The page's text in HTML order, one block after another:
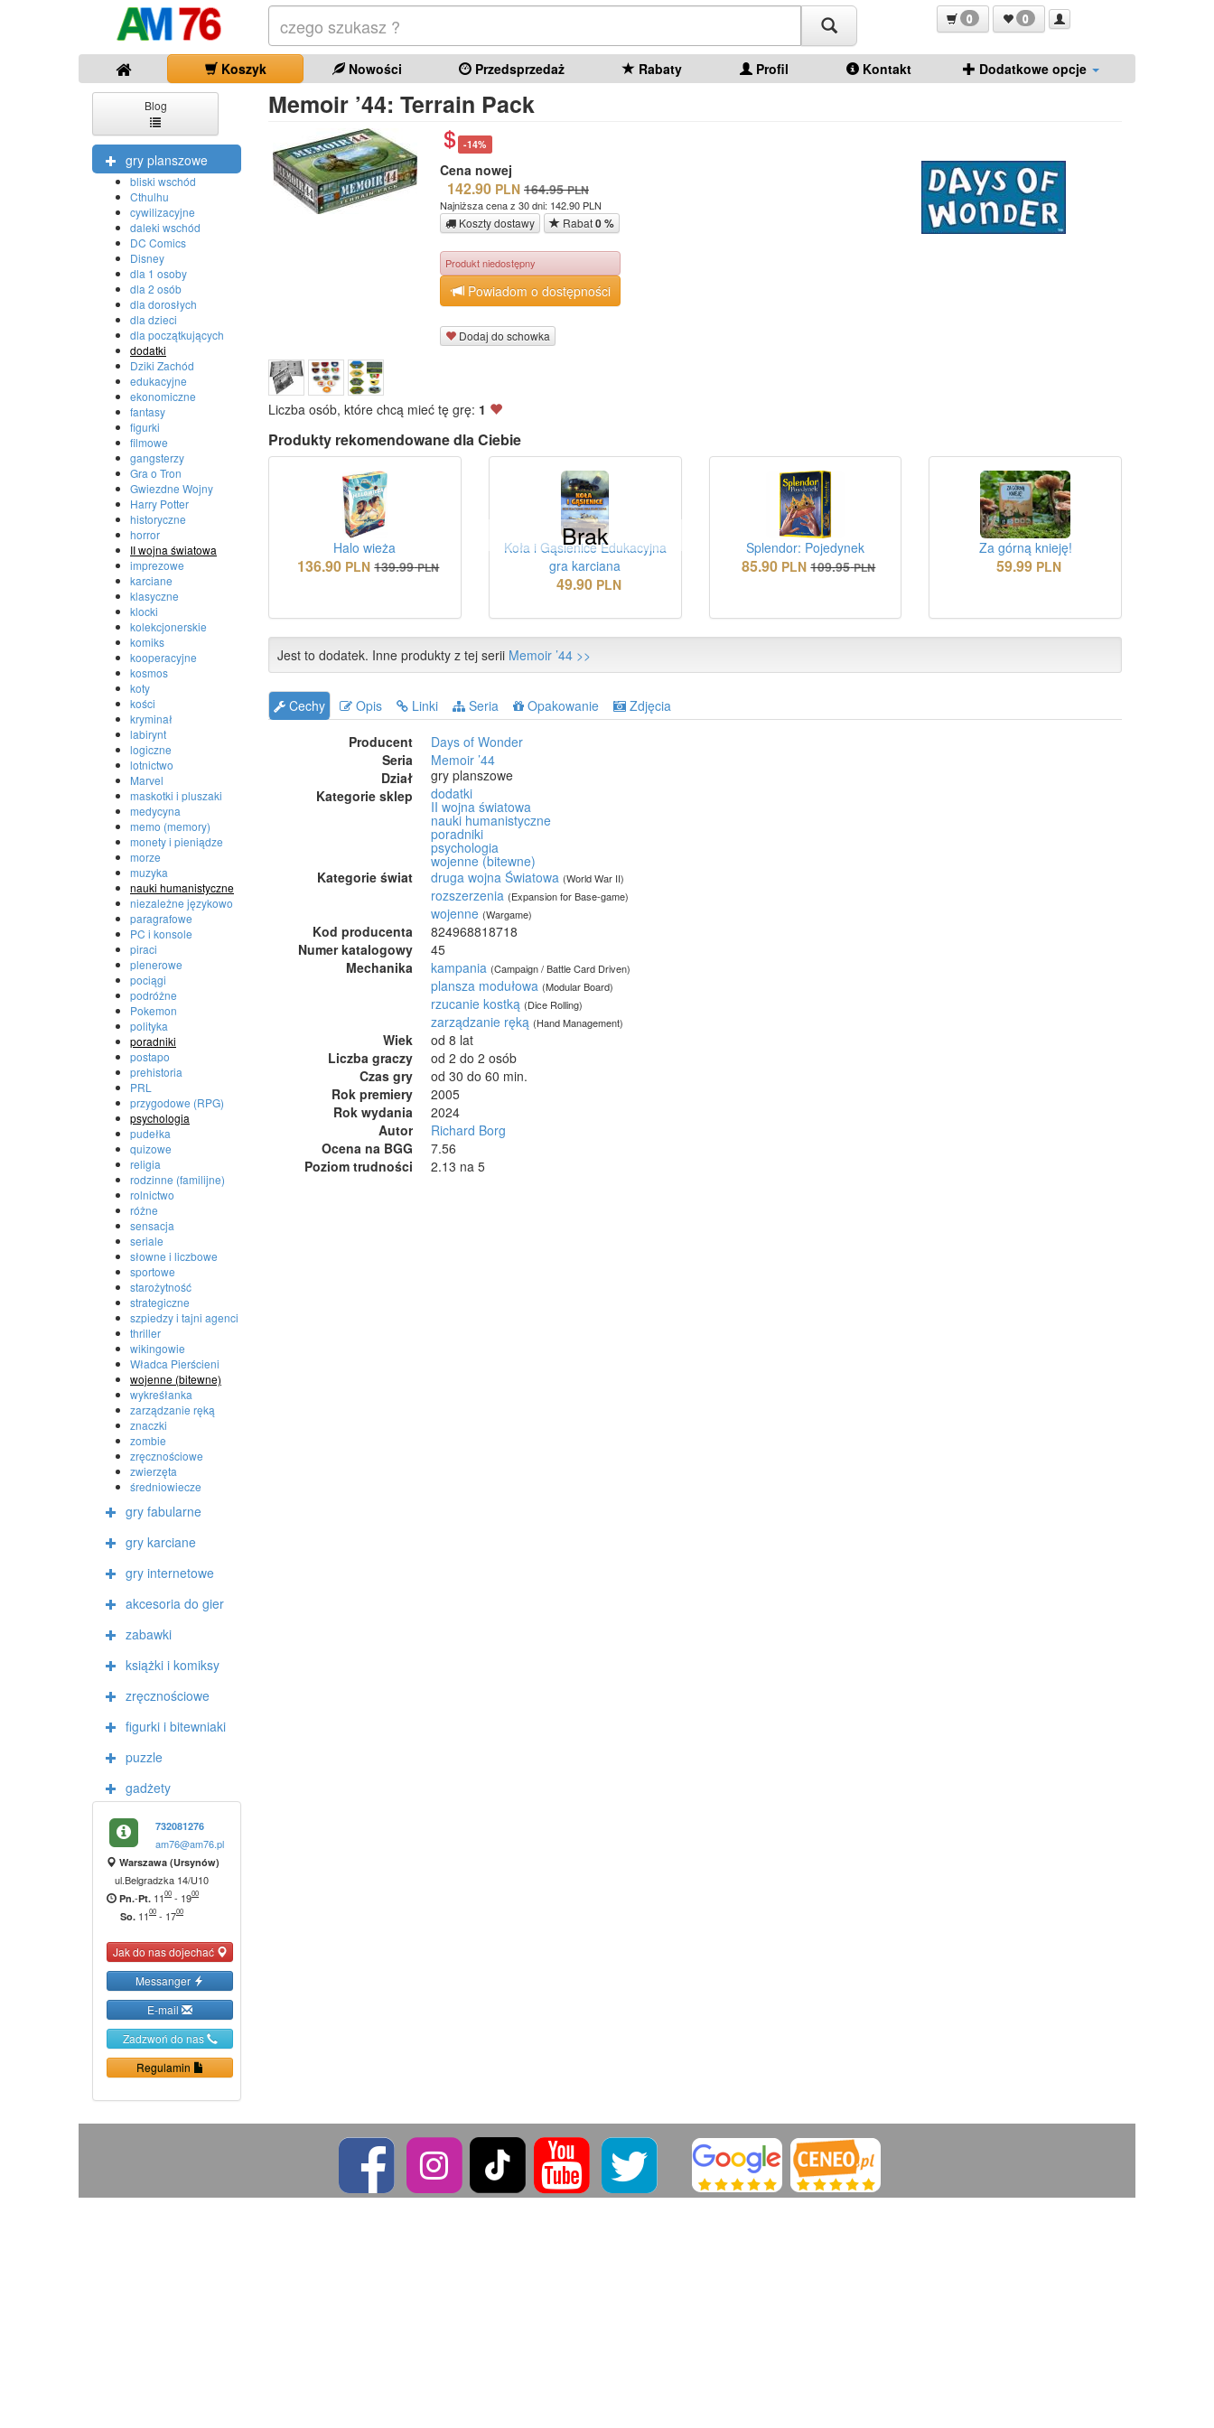
0 0
Koszyk Nowości Przedsprzedaż Rabaty Profil Kontakt Dodatkowe opcje
Blog
gry planszowe
bliski wschód
Cthulhu
cywilizacyjne
daleki wschód
DC Comics
Disney
dla 1 osoby
dla 2 osób
dla dorosłych
dla dzieci
dla początkujących
dodatki
Dziki Zachód
edukacyjne
ekonomiczne
fantasy
figurki
filmowe
gangsterzy
Gra o Tron
Gwiezdne Wojny
Harry Potter
historyczne
horror
II wojna światowa
imprezowe
karciane
klasyczne
klocki
kolekcjonerskie
komiks
kooperacyjne
kosmos
koty
kości
kryminał
labirynt
logiczne
lotnictwo
Marvel
maskotki i pluszaki
medycyna
memo (memory)
monety i pieniądze
morze
muzyka
nauki humanistyczne
niezależne językowo
paragrafowe
PC i konsole
piraci
plenerowe
pociągi
podróżne
Pokemon
polityka
poradniki
postapo
prehistoria
PRL
przygodowe (RPG)
psychologia
pudełka
quizowe
religia
rodzinne (familijne)
rolnictwo
różne
sensacja
seriale
słowne i liczbowe
sportowe
starożytność
strategiczne
szpiedzy i tajni agenci
thriller
wikingowie
Władca Pierścieni
wojenne (bitewne)
wykreśłanka
zarządzanie ręką
znaczki
zombie
zręcznościowe
zwierzęta
średniowiecze
gry fabularne
gry karciane
gry internetowe
akcesoria do gier
zabawki
książki i komiksy
zręcznościowe
figurki i bitewniaki
puzzle
gadżety
732081276
am76@am76.pl
Warszawa (Ursynów)
ul.Belgradzka 14/U10
Pn.-Pt. 1100 - 1900
So. 1100 - 1700
Jak do nas dojechać
Messanger
E-mail
Zadzwoń do nas
Regulamin
Memoir ’44: Terrain Pack
-14%
Cena nowej
142.90 PLN 164.95 PLN
Najniższa cena z 30 dni: 142.90 PLN
Koszty dostawy Rabat0 %
Produkt niedostępny
Powiadom o dostępności
Dodaj do schowka
Liczba osób, które chcą mieć tę grę: 1
Produkty rekomendowane dla Ciebie
Halo wieża
136.90 PLN 139.99 PLN
Brak
Koła i Gąsienice Edukacyjna
gra karciana
49.90 PLN
Splendor: Pojedynek
85.90 PLN 109.95 PLN
Za górną knieję!
59.99 PLN
Jest to dodatek. Inne produkty z tej serii Memoir ’44 >>
Cechy Opis Linki Seria Opakowanie
Zdjęcia
Producent
Days of Wonder
Seria
Memoir ’44
Dział
gry planszowe
Kategorie sklep
dodatki
II wojna światowa
nauki humanistyczne
poradniki
psychologia
wojenne (bitewne)
Kategorie świat
druga wojna Światowa (World War II)
rozszerzenia (Expansion for Base-game)
wojenne (Wargame)
Kod producenta
824968818718
Numer katalogowy
45
Mechanika
kampania (Campaign / Battle Card Driven)
plansza modułowa (Modular Board)
rzucanie kostką (Dice Rolling)
zarządzanie ręką (Hand Management)
Wiek
od 8 lat
Liczba graczy
od 2 do 2 osób
Czas gry
od 30 do 60 min.
Rok premiery
2005
Rok wydania
2024
Autor
Richard Borg
Ocena na BGG
7.56
Poziom trudności
2.13 na 5